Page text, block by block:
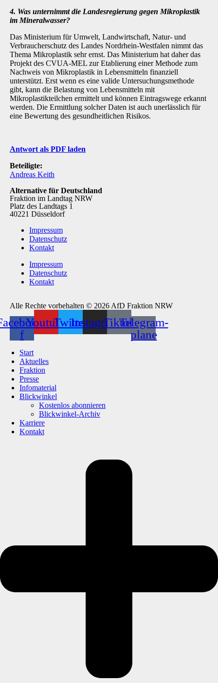
4. Was unternimmt die Landesregierung gegen Mikroplastik
im Mineralwasser?
Das Ministerium für Umwelt, Landwirtschaft, Natur- und
Verbraucherschutz des Landes Nord­rhein-Westfalen nimmt das
Thema Mikroplastik sehr ernst. Das Ministerium hat daher das
Projekt des CVUA-MEL zur Etablierung einer Methode zum
Nachweis von Mikroplastik in Le­bensmitteln finanziell
unterstützt. Erst wenn es eine valide Untersuchungsmethode
gibt, kann die Belastung von Lebensmitteln mit
Mikroplastikteilchen ermittelt und können Eintragswege erkannt
werden. Die Ermittlung solcher Daten ist auch unerlässlich für
eine Bewertung des gesundheitlichen Risikos.
Antwort als PDF laden
Beteiligte:
Andreas Keith
Alternative für Deutschland
Fraktion im Landtag NRW
Platz des Landtags 1
40221 Düsseldorf
Impressum
Datenschutz
Kontakt
Impressum
Datenschutz
Kontakt
Alle Rechte vorbehalten © 2026 AfD Fraktion NRW
f
YoutubeTwitterInstagramTiktokTelegram-
plane
Start
Aktuelles
Fraktion
Presse
Infomaterial
Blickwinkel
Kostenlos abonnieren
Blickwinkel-Archiv
Karriere
Kontakt